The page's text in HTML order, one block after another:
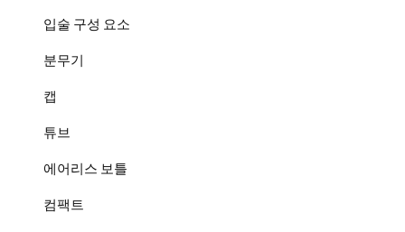
입술 구성 요소
분무기
캡
튜브
에어리스 보틀
컴팩트